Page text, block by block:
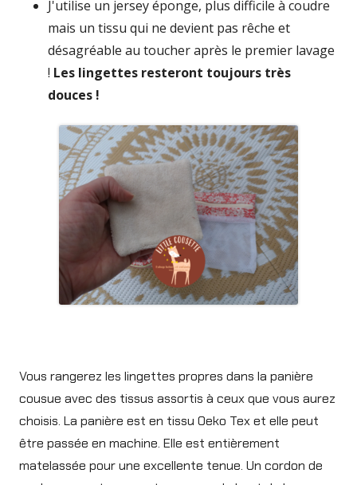
J'utilise un jersey éponge, plus difficile à coudre
mais un tissu qui ne devient pas rêche et
désagréable au toucher après le premier lavage
! Les lingettes resteront toujours très
douces !
Vous rangerez les lingettes propres dans la panière
cousue avec des tissus assortis à ceux que vous aurez
choisis. La panière est en tissu Oeko Tex et elle peut
être passée en machine. Elle est entièrement
matelassée pour une excellente tenue. Un cordon de